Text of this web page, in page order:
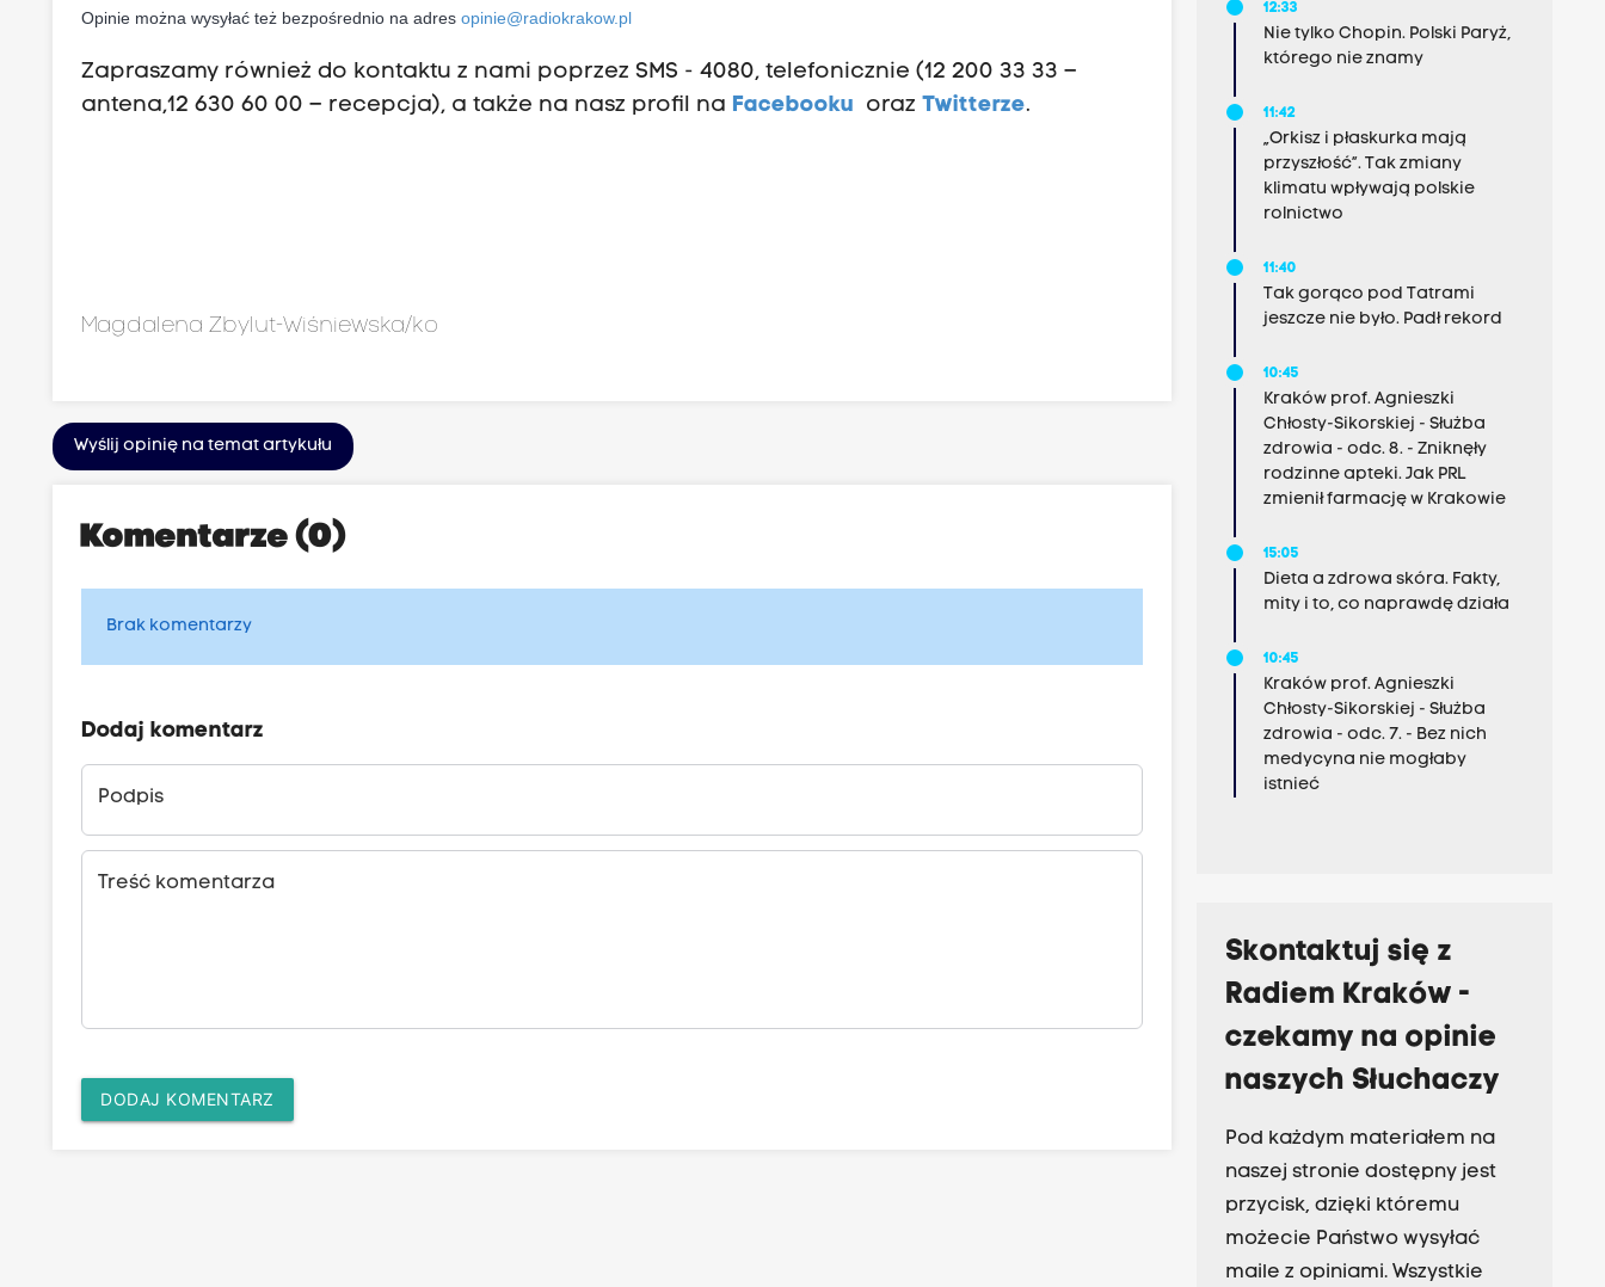
Opinie można wysyłać też bezpośrednio na adresopinie@radiokrakow.pl
Zapraszamy również do kontaktu z nami poprzez SMS - 4080, telefonicznie (12 200 33 33 –
antena,12 630 60 00 – recepcja), a także na nasz profil na Facebooku orazTwitterze.
Magdalena Zbylut-Wiśniewska/ko
Wyślij opinię na temat artykułu
Komentarze (0)
Brak komentarzy
Dodaj komentarz
Podpis
Treść komentarza
DODAJ KOMENTARZ
12:33
Nie tylko Chopin. Polski Paryż,
którego nie znamy
11:42
„Orkisz i płaskurka mają
przyszłość”. Tak zmiany
klimatu wpływają polskie
rolnictwo
11:40
Tak gorąco pod Tatrami
jeszcze nie było. Padł rekord
10:45
Kraków prof. Agnieszki
Chłosty-Sikorskiej - Służba
zdrowia - odc. 8. - Zniknęły
rodzinne apteki. Jak PRL
zmienił farmację w Krakowie
15:05
Dieta a zdrowa skóra. Fakty,
mity i to, co naprawdę działa
10:45
Kraków prof. Agnieszki
Chłosty-Sikorskiej - Służba
zdrowia - odc. 7. - Bez nich
medycyna nie mogłaby
istnieć
Skontaktuj się z
Radiem Kraków -
czekamy na opinie
naszych Słuchaczy
Pod każdym materiałem na
naszej stronie dostępny jest
przycisk, dzięki któremu
możecie Państwo wysyłać
maile z opiniami. Wszystkie